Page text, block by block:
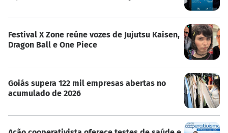
Festival X Zone reúne vozes de Jujutsu Kaisen,
Dragon Ball e One Piece
Goiás supera 122 mil empresas abertas no
acumulado de 2026